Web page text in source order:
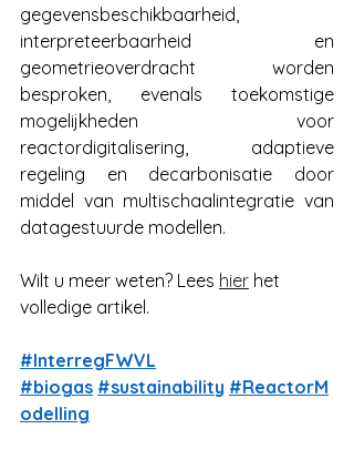
gegevensbeschikbaarheid,
interpreteerbaarheid en
geometrieoverdracht worden
besproken, evenals toekomstige
mogelijkheden voor
reactordigitalisering, adaptieve
regeling en decarbonisatie door
middel van multischaalintegratie van
datagestuurde modellen.
Wilt u meer weten? Lees hier het
volledige artikel.
#InterregFWVL
#biogas #sustainability #ReactorM
odelling